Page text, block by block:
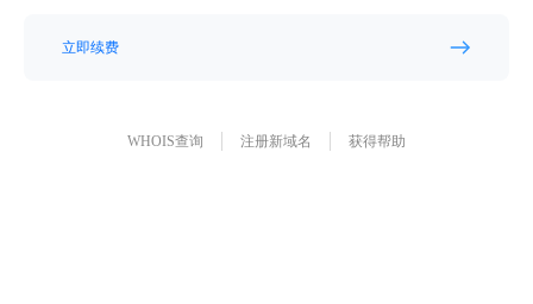
立即续费
WHOIS查询 注册新域名 获得帮助